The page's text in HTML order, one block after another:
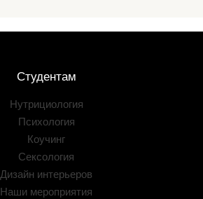
Студентам
Нутрициология
Психология
Коучинг
Сексология
Дизайн интерьеров
Наши мероприятия